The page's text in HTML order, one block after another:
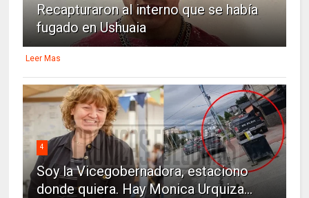
Recapturaron al interno que se había
fugado en Ushuaia
Leer Mas
4
Soy la Vicegobernadora, estaciono
donde quiera. Hay Monica Urquiza...